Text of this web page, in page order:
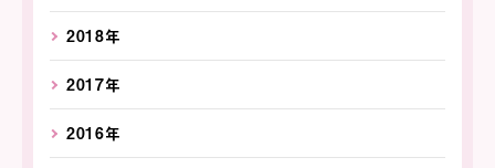
2018年
2017年
2016年